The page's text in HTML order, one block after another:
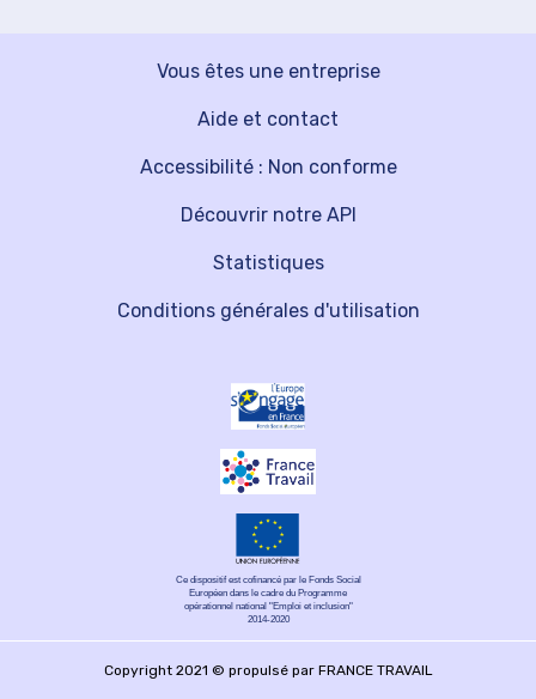
Vous êtes une entreprise
Découvrir notre API
Aide et contact
Statistiques
Accessibilité : Non conforme
Conditions générales d'utilisation
Ce dispositif est cofinancé par le Fonds Social
Européen dans le cadre du Programme
opérationnel national "Emploi et inclusion"
2014-2020
Copyright 2021 © propulsé par FRANCE TRAVAIL